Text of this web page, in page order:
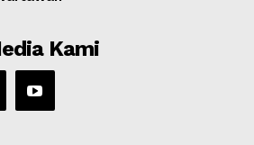
Kami